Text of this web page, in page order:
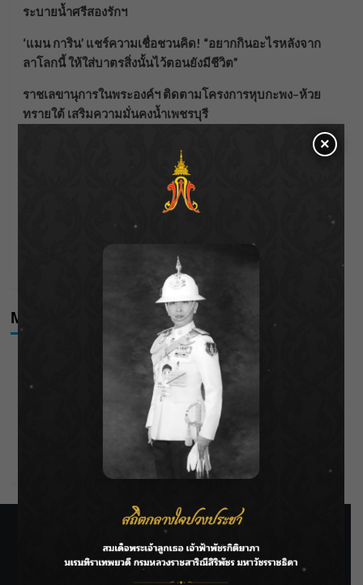
ระบายน้ำศรีสองรักฯ
‘แมน การิน’ แชร์ความเชื่อชวนคิด! “อยากกินอะไรหลังจาก
ลาโลกนี้ ให้ใส่บาตรสิ่งนั้นไว้ตอนยังมีชีวิต”
ราชเลขานุการในพระองค์ฯ ติดตามโครงการหุบกะพง–ห้วย
ทรายใต้ เสริมความมั่นคงน้ำเพชรบุรี
F.HERO จับมือเกิร์ลกรุ๊ปมาเลเซีย DOLLA ส่งซิงเกิลใหม่สุดส
กรมชลฯ เกาะติดฝนทั่วประเทศ เตรียมเครื่องจักรรับมือน้ำ
เดือดโค้งสุดท้าย! “ภณ ณวัสน์ – จีน่า ญีนา” ส่ง “ธาตรี” เรต
ติ้งพุ่ง พาคนดูแห่ลุ้นบทสรุป 10 สิงหาคมนี้ !
Meta
×